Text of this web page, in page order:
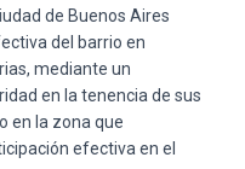
de Buenos Aires
del barrio en
mediante un
en la tenencia de sus
en la zona que
efectiva en el